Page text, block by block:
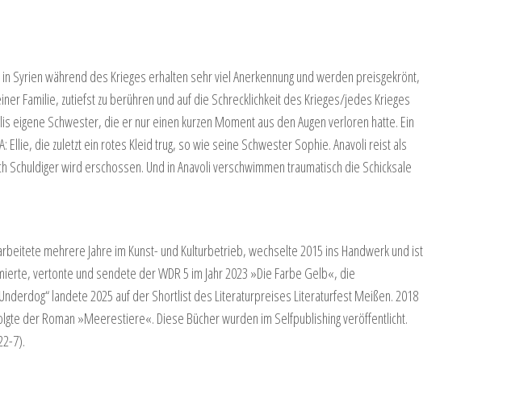
Syrien während des Krieges erhalten sehr viel Anerkennung und werden preisgekrönt,
Familie, zutiefst zu berühren und auf die Schrecklichkeit des Krieges/jedes Krieges
eigene Schwester, die er nur einen kurzen Moment aus den Augen verloren hatte. Ein
Ellie, die zuletzt ein rotes Kleid trug, so wie seine Schwester Sophie. Anavoli reist als
wird erschossen. Und in Anavoli verschwimmen traumatisch die Schicksale
mehrere Jahre im Kunst- und Kulturbetrieb, wechselte 2015 ins Handwerk und ist
vertonte und sendete der WDR 5 im Jahr 2023 »Die Farbe Gelb«, die
landete 2025 auf der Shortlist des Literaturpreises Literaturfest Meißen. 2018
der Roman »Meerestiere«. Diese Bücher wurden im Selfpublishing veröffentlicht.
7).